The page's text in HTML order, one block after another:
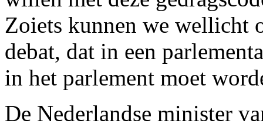
Zoiets kunnen we wellicht
debat, dat in een
in het parlement moet
De Nederlandse minister